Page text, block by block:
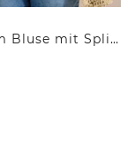
Kurzarm Bluse mit Split Neck und Leo-Print